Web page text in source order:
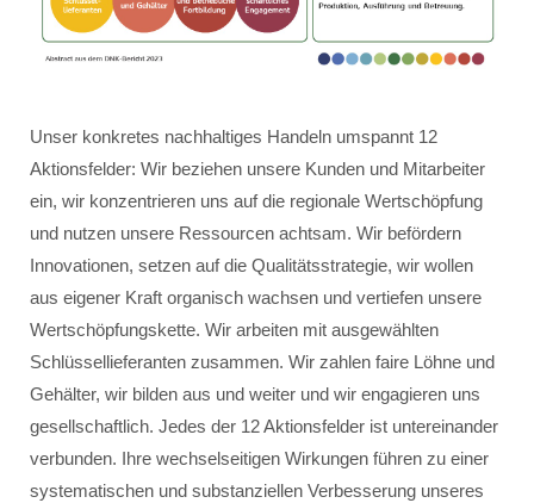
Unser konkretes nachhaltiges Handeln umspannt 12
Aktionsfelder: Wir beziehen unsere Kunden und Mitarbeiter
ein, wir konzentrieren uns auf die regionale Wertschöpfung
und nutzen unsere Ressourcen achtsam. Wir befördern
Innovationen, setzen auf die Qualitätsstrategie, wir wollen
aus eigener Kraft organisch wachsen und vertiefen unsere
Wertschöpfungskette. Wir arbeiten mit ausgewählten
Schlüssellieferanten zusammen. Wir zahlen faire Löhne und
Gehälter, wir bilden aus und weiter und wir engagieren uns
gesellschaftlich. Jedes der 12 Aktionsfelder ist untereinander
verbunden. Ihre wechselseitigen Wirkungen führen zu einer
systematischen und substanziellen Verbesserung unseres